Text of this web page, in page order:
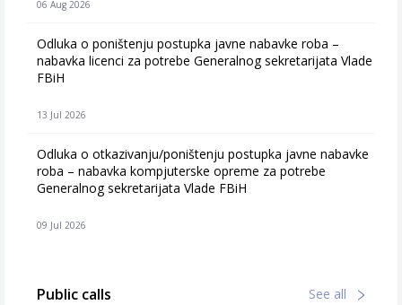
06 Aug 2026
Odluka o poništenju postupka javne nabavke roba –
nabavka licenci za potrebe Generalnog sekretarijata Vlade
FBiH
13 Jul 2026
Odluka o otkazivanju/poništenju postupka javne nabavke
roba – nabavka kompjuterske opreme za potrebe
Generalnog sekretarijata Vlade FBiH
09 Jul 2026
Public calls See all